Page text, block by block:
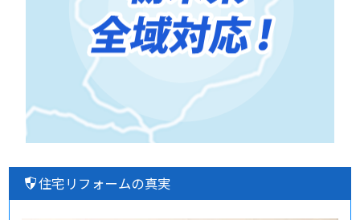
住宅リフォームの真実